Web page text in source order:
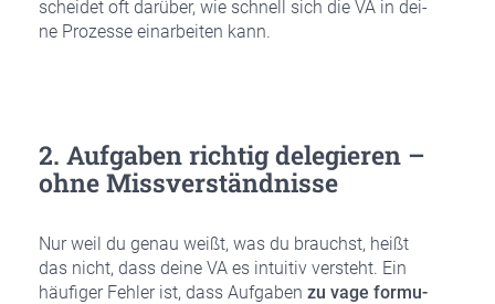
schei­det oft dar­über, wie schnell sich die VA in dei­
ne Pro­zes­se ein­ar­bei­ten kann.
2. Auf­ga­ben rich­tig dele­gie­ren –
ohne Miss­ver­ständ­nis­se
Nur weil du genau weißt, was du brauchst, heißt
das nicht, dass dei­ne VA es intui­tiv ver­steht. Ein
häu­fi­ger Feh­ler ist, dass Auf­ga­ben zu vage for­mu­